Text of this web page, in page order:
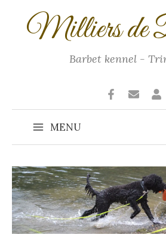
Milliers de
Barbet kennel -
Main
Menu
MENU